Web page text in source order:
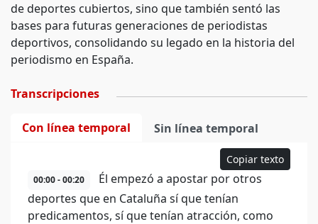
de deportes cubiertos, sino que también sentó las
bases para futuras generaciones de periodistas
deportivos, consolidando su legado en la historia del
periodismo en España.
Transcripciones
Con línea temporal Sin línea temporal
Copiar texto
00:00 - 00:20
Él empezó a apostar por otros
deportes que en Cataluña sí que tenían
predicamentos, sí que tenían atracción, como